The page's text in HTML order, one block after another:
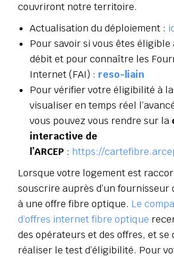
couvriront notre territoire.
Actualisation du déploiement :
Pour savoir si vous êtes
débit et pour connaître les
Internet (FAI) : reso-liain
Pour vérifier votre éligibilité à
visualiser en temps réel
vous pouvez vous rendre sur la
interactive de
l’ARCEP : https://
Lorsque votre logement est
souscrire auprès d’un fournisseur
à une offre fibre optique. Le
d’offres internet fibre optique
des opérateurs et des offres, et se
réaliser le test d’éligibilité. Pour